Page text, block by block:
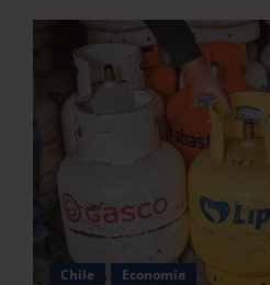
Chile Economía